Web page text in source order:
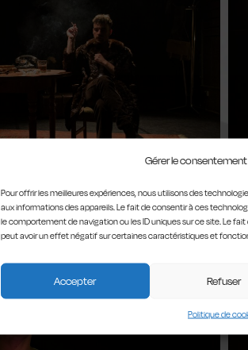
Gérer le
Pour offrir les meilleures expériences, nous utilisons des
aux informations des appareils. Le fait de consentir à ces
le comportement de navigation ou les ID uniques sur ce site. Le
peut avoir un effet négatif sur certaines caractéristiques et
Accepter Refuser
Politique de